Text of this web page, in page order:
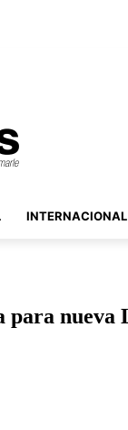
INTERNACIONAL
nueva